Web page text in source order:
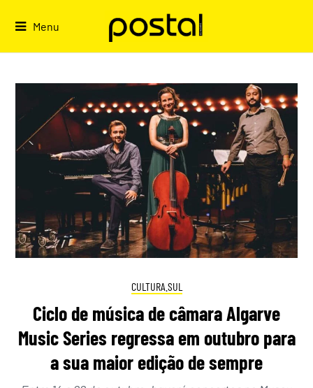
Menu
CULTURA.SUL
Ciclo de música de câmara Algarve
Music Series regressa em outubro para
a sua maior edição de sempre